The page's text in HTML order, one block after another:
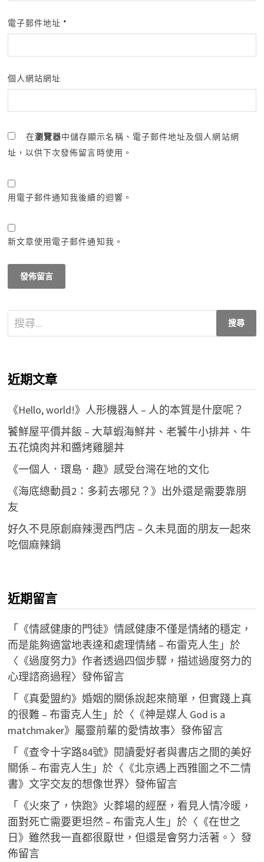
電子郵件地址 *
個人網站網址
在瀏覽器中儲存顯示名稱、電子郵件地址及個人網站網
址，以供下次發佈留言時使用。
用電子郵件通知我後續的迴響。
新文章使用電子郵件通知我。
搜
尋
字:
近期文章
《Hello, world!》人形機器人 – 人的本質是什麼呢？
饕鮮屋平價丼飯 – 大草蝦海鮮丼、老饕牛小排丼、牛
五花燒肉丼和醬烤雞腿丼
《一個人．環島．趣》感受台灣在地的文化
《海底總動員2：多莉去哪兒？》出外還是需要靠朋
友
好久不見原創麻辣燙西門店 – 久未見面的朋友一起來
吃個麻辣鍋
近期留言
「 《情感健康的門徒》情感健康不僅是情緒的穩定，
而是能夠適當地表達和處理情緒 – 布雷克人生 」於
〈 《過度努力》作者透過四個步驟，描述過度努力的
心理諮商過程〉發佈留言
「 《真愛盟約》婚姻的關係說起來簡單，但實踐上真
的很難 – 布雷克人生 」於〈 《神是媒人 God is a
matchmaker》屬靈前輩的愛情故事〉發佈留言
「 《查令十字路84號》閱讀愛好者與書店之間的美好
關係 – 布雷克人生 」於〈 《北京遇上西雅圖之不二情
書》文字交友的想像世界〉發佈留言
「 《火來了，快跑》火葬場的經歷，看見人情冷暖，
面對死亡需要更坦然 – 布雷克人生 」於〈 《在世之
日》雖然我一直都很厭世，但還是會努力活著。 〉發
佈留言